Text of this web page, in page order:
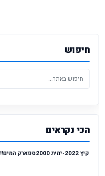
חיפוש
הכי נקראים
קיץ 2022-ימית 2000ספארק המים!!!